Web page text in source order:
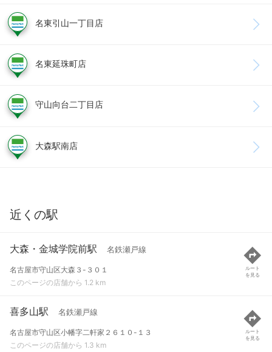
名東引山一丁目店
名東延珠町店
守山向台二丁目店
大森駅南店
近くの駅
大森・金城学院前駅 名鉄瀬戸線
名古屋市守山区大森３-３０１
このページの店舗から 1.2 km
ルート
を見る
喜多山駅 名鉄瀬戸線
名古屋市守山区小幡字二軒家２６１０-１３
このページの店舗から 1.3 km
ルート
を見る